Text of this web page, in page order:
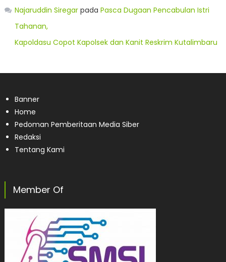
Najaruddin Siregarpada Pasca Dugaan Pencabulan Istri
Tahanan,
Kapoldasu Copot Kapolsek dan Kanit Reskrim Kutalimbaru
Banner
Home
Pedoman Pemberitaan Media Siber
Redaksi
Tentang Kami
Member Of